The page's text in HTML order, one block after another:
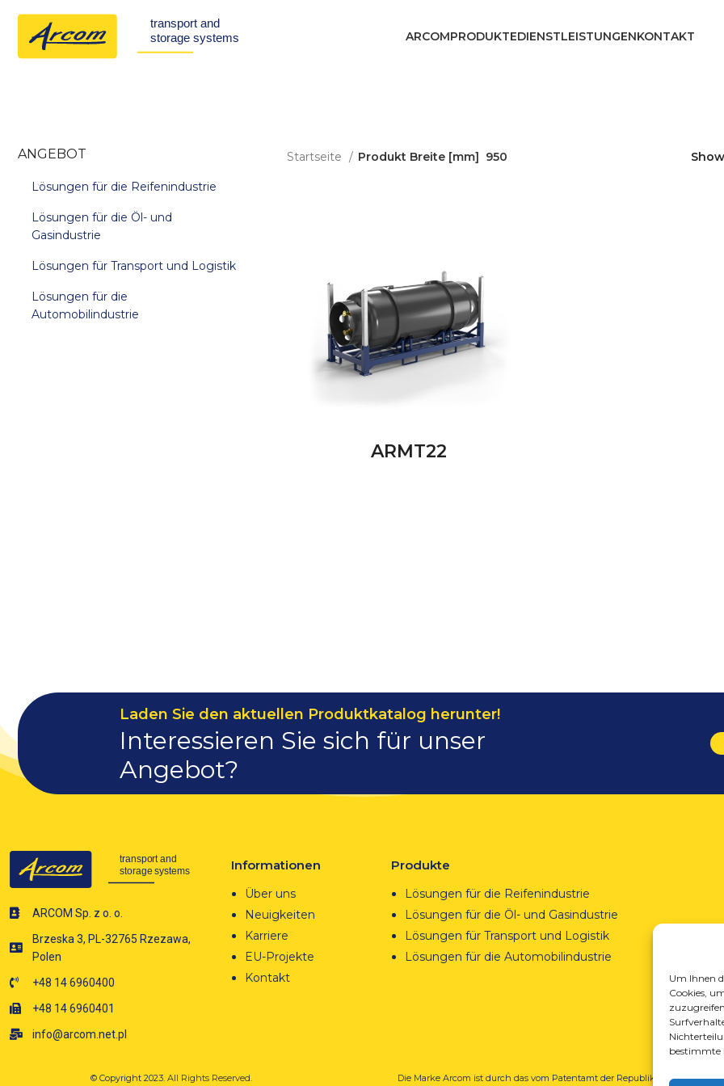
Um Ihnen
Cookies,
bestimmte
ARCOMPRODUKTEDIENSTLEISTUNGENKONTAKT
ANGEBOT
Lösungen für die Reifenindustrie
Lösungen für die Öl- und
Gasindustrie
Lösungen für Transport und Logistik
Lösungen für die
Automobilindustrie
Startseite Produkt Breite [mm] 950 Show
ARMT22
Laden Sie den aktuellen Produktkatalog herunter!
Interessieren Sie sich für unser
Angebot?
ARCOM Sp. z o. o.
Brzeska 3, PL-32765 Rzezawa,
Polen
+48 14 6960400
+48 14 6960401
info@arcom.net.pl
Informationen
Über uns
Neuigkeiten
Karriere
EU-Projekte
Kontakt
Produkte
Lösungen für die Reifenindustrie
Lösungen für die Öl- und Gasindustrie
Lösungen für Transport und Logistik
Lösungen für die Automobilindustrie
© Copyright 2023. All Rights Reserved.
Die Marke Arcom ist durch das vom Patentamt der Republik Polen